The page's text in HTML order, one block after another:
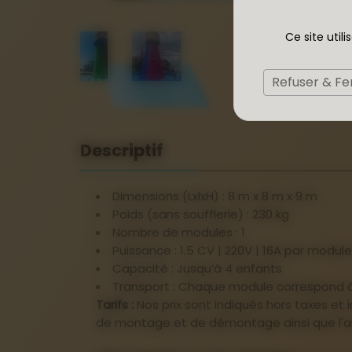
Ce site
Refuser &
Descriptif
Dimensions (LxlxH) : 8 m x 8 m x 9 m
Poids (sans soufflerie) : 230 kg
Nombre de modules : 1
Puissance : 1.5 CV | 220V | 16A par
Capacité : Jusqu’à 4 enfants
Transport : Chaque module
Tarifs :
Nos prix sont indiqués hors taxes
de montage et de démontage ainsi que